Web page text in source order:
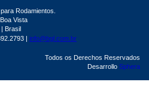
Rodamientos.
Vista
| Brasil
| info@bgl.com.br
Todos os Derechos Reservados
Desarrollo Sphera